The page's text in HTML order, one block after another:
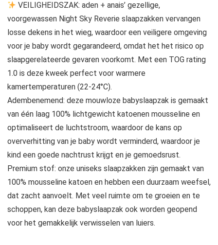
VEILIGHEIDSZAK: aden + anais’ gezellige,
voorgewassen Night Sky Reverie slaapzakken vervangen
losse dekens in het wieg, waardoor een veiligere omgeving
voor je baby wordt gegarandeerd, omdat het het risico op
slaapgerelateerde gevaren voorkomt. Met een TOG rating
1.0 is deze kweek perfect voor warmere
kamertemperaturen (22-24°C).
Adembenemend: deze mouwloze babyslaapzak is gemaakt
van één laag 100% lichtgewicht katoenen mousseline en
optimaliseert de luchtstroom, waardoor de kans op
oververhitting van je baby wordt verminderd, waardoor je
kind een goede nachtrust krijgt en je gemoedsrust.
Premium stof: onze uniseks slaapzakken zijn gemaakt van
100% mousseline katoen en hebben een duurzaam weefsel,
dat zacht aanvoelt. Met veel ruimte om te groeien en te
schoppen, kan deze babyslaapzak ook worden geopend
voor het gemakkelijk verwisselen van luiers.